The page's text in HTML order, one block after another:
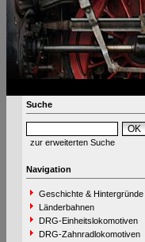
Suche
zur erweiterten Suche
Navigation
Geschichte & Hintergründe
Länderbahnen
DRG-Einheitslokomotiven
DRG-Zahnradlokomotiven